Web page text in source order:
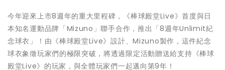
今年迎來上市8週年的重大里程碑，《棒球殿堂Live》首度與日
本知名運動品牌「Mizuno」聯手合作，推出「8週年Unlimit紀
念球衣」！由《棒球殿堂Live》設計、Mizuno製作，這件紀念
球衣象徵玩家們的極限突破，將透過限定活動贈送給支持《棒球
殿堂Live》的玩家，與全體玩家們一起邁向第9年！